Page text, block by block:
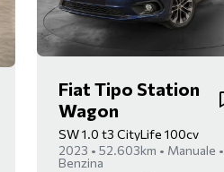
Fiat Tipo Station
Wagon
SW 1.0 t3 CityLife 100cv
2023 • 52.603km • Manuale •
Benzina